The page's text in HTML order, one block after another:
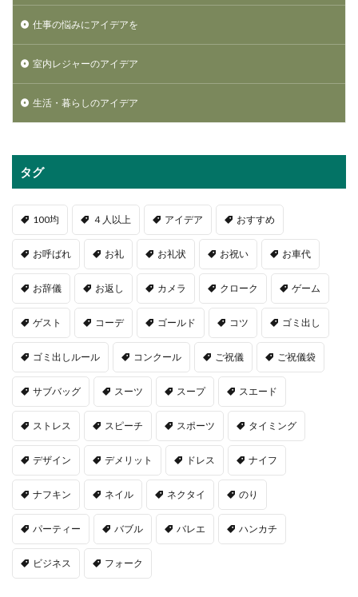
仕事の悩みにアイデアを
室内レジャーのアイデア
生活・暮らしのアイデア
タグ
100均 ４人以上 アイデア おすすめ
お呼ばれ お礼 お礼状 お祝い お車代
お辞儀 お返し カメラ クローク ゲーム
ゲスト コーデ ゴールド コツ ゴミ出し
ゴミ出しルール コンクール ご祝儀 ご祝儀袋
サブバッグ スーツ スープ スエード
ストレス スピーチ スポーツ タイミング
デザイン デメリット ドレス ナイフ
ナフキン ネイル ネクタイ のり
パーティー バブル バレエ ハンカチ
ビジネス フォーク